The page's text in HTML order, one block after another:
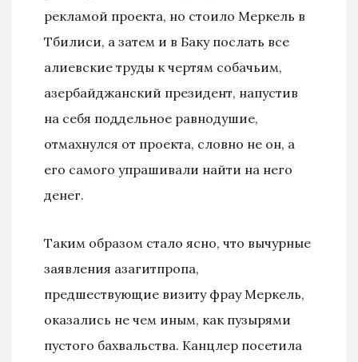
рекламой проекта, но стоило Меркель в
Тбилиси, а затем и в Баку послать все
алиевские труды к чертям собачьим,
азербайджанский президент, напустив
на себя поддельное равнодушие,
отмахнулся от проекта, словно не он, а
его самого упрашивали найти на него
денег.
Таким образом стало ясно, что вычурные
заявления азагитпропа,
предшествующие визиту фрау Меркель,
оказались не чем иным, как пузырями
пустого бахвальства. Канцлер посетила